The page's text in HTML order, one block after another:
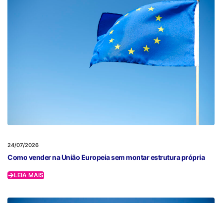
24/07/2026
Como vender na União Europeia sem montar estrutura própria
LEIA MAIS